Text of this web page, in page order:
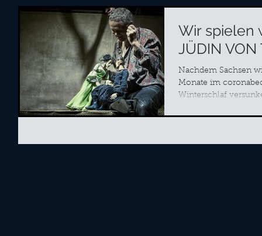
Wir spielen
JÜDIN VON
Nachdem Sachsen
Monate im
Winterschlaf